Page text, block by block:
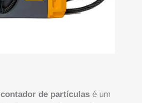
contador de partículas é um